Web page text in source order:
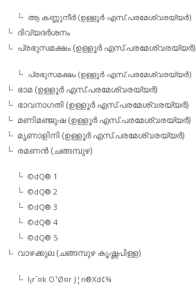
ആ കണ്ണുനീര്‍ (ഉള്ളൂര്‍ എസ്.പരമേശ്വരയ്യര്‍)
ദിവ്യദര്‍ശനം
പ്രഭുസമക്ഷം (ഉള്ളൂര്‍ എസ്.പരമേശ്വരയ്യര്‍)
പ്രഭുസമക്ഷം (ഉള്ളൂര്‍ എസ്.പരമേശ്വരയ്യര്‍)
ഭാമ (ഉള്ളൂര്‍ എസ്.പരമേശ്വരയ്യര്‍)
ഭാവനാഗതി (ഉള്ളൂര്‍ എസ്.പരമേശ്വരയ്യര്‍)
മണിമഞ്ജുഷ (ഉള്ളൂര്‍ എസ്.പരമേശ്വരയ്യര്‍)
മൃണാളിനി (ഉള്ളൂര്‍ എസ്.പരമേശ്വരയ്യര്‍)
രമണന്‍ (ചങ്ങമ്പുഴ)
©dQ® 1
©dQ® 2
©dQ® 3
©dQ® 4
©dQ® 5
വാഴക്കുല (ചങ്ങമ്പുഴ കൃഷ്ണപിള്ള)
l¡r´¤k O¹Ø¤r J¦n®Xd¢¾